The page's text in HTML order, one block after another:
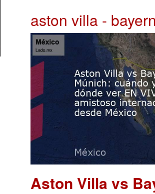
aston villa - bayern
Aston Villa vs